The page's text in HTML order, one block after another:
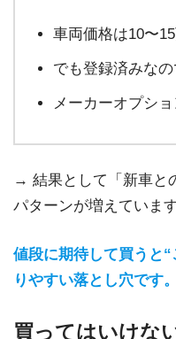
車両価格は10〜
でも登録済みな
メーカーオプシ
→ 結果として「新車と
パターンが増えています
値段に期待して買うと
りやすい落とし穴です。
買ってはいけな